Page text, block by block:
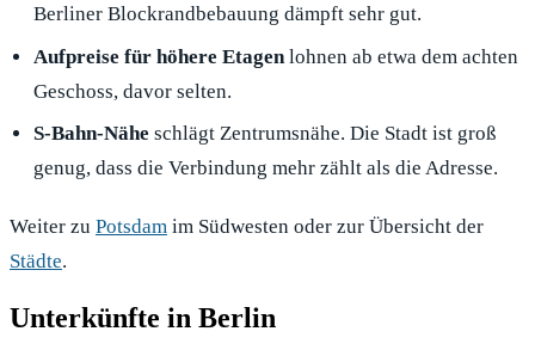
Berliner Blockrandbebauung dämpft sehr gut.
Aufpreise für höhere Etagen lohnen ab etwa dem achten
Geschoss, davor selten.
S-Bahn-Nähe schlägt Zentrumsnähe. Die Stadt ist groß
genug, dass die Verbindung mehr zählt als die Adresse.
Weiter zu Potsdam im Südwesten oder zur Übersicht der
Städte.
Unterkünfte in Berlin